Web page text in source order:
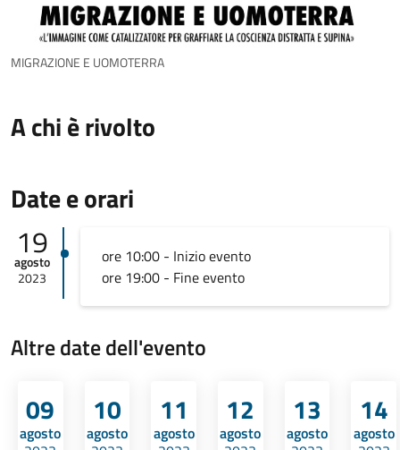
MIGRAZIONE E UOMOTERRA
A chi è rivolto
Date e orari
19
agosto
2023
ore 10:00 - Inizio evento
ore 19:00 - Fine evento
Altre date dell'evento
09
agosto
10
agosto
11
agosto
12
agosto
13
agosto
14
agosto